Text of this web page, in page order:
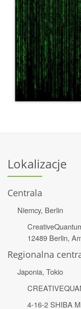
Lokalizacje
Centrala
Niemcy, Berlin
12489 Berlin,
Regionalna
Japonia, Tokio
4-16-2 SHIBA